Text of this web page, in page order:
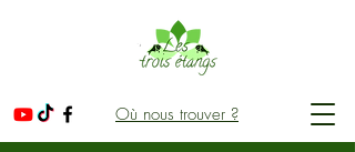
Où nous trouver ?